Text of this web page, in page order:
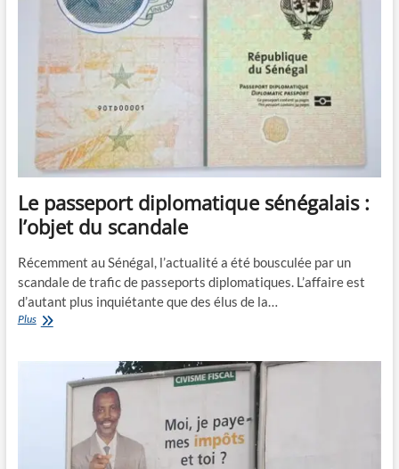
Le passeport diplomatique sénégalais :
l’objet du scandale
Récemment au Sénégal, l’actualité a été bousculée par un
scandale de trafic de passeports diplomatiques. L’affaire est
d’autant plus inquiétante que des élus de la…
PlusLe
sénégalais